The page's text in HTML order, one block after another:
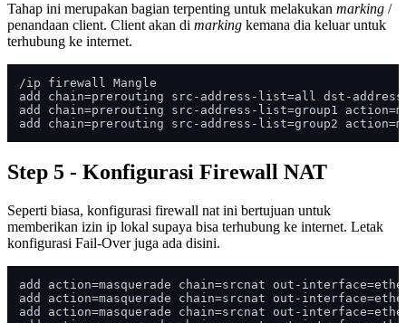
Tahap ini merupakan bagian terpenting untuk melakukan marking /
penandaan client. Client akan di marking kemana dia keluar untuk
terhubung ke internet.
/ip firewall Mangle
add chain=prerouting src-address-list=all dst-
add chain=prerouting src-address-list=group1
Step 5 - Konfigurasi Firewall NAT
Seperti biasa, konfigurasi firewall nat ini bertujuan untuk
memberikan izin ip lokal supaya bisa terhubung ke internet. Letak
konfigurasi Fail-Over juga ada disini.
add action=masquerade chain=srcnat out-
add action=masquerade chain=srcnat out-
add action=masquerade chain=srcnat out-